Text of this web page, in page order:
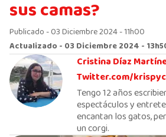
sus camas?
Publicado - 03 Diciembre 2024 - 11h00
Actualizado - 03 Diciembre 2024 -
Cristina Díaz
Twitter.com/
Tengo 12 años
espectáculos y
encantan los gatos,
un corgi.